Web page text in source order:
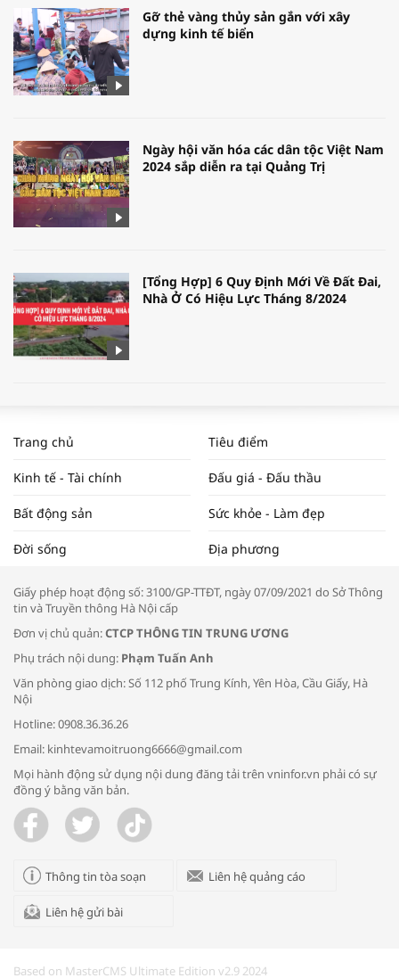
Gỡ thẻ vàng thủy sản gắn với xây
dựng kinh tế biển
Ngày hội văn hóa các dân tộc Việt Nam
2024 sắp diễn ra tại Quảng Trị
[Tổng Hợp] 6 Quy Định Mới Về Đất Đai,
Nhà Ở Có Hiệu Lực Tháng 8/2024
NAM NĂM 2024 VÀ NĂM 2025 | NHỊP
ĐẬP THỊ TRƯỜNG #62
Tọa đàm “Xúc tiến thương mại: Khơi
Bác sĩ tư vấn cách phòng tránh bệnh
đường hô hấp trong thời tiết giao mùa
Trao yêu thương cho em
Trang chủ Tiêu điểm
Kinh tế - Tài chính Đấu giá - Đấu thầu
Bất động sản Sức khỏe - Làm đẹp
Đời sống Địa phương
Giấy phép hoạt động số: 3100/GP-TTĐT, ngày 07/09/2021 do Sở Thông
tin và Truyền thông Hà Nội cấp
Đơn vị chủ quản:CTCP THÔNG TIN TRUNG ƯƠNG
Phụ trách nội dung: Phạm Tuấn Anh
Văn phòng giao dịch: Số 112 phố Trung Kính, Yên Hòa, Cầu Giấy, Hà
Nội
Hotline: 0908.36.36.26
Email: kinhtevamoitruong6666@gmail.com
Mọi hành động sử dụng nội dung đăng tải trên vninfor.vn phải có sự
đồng ý bằng văn bản.
Thông tin tòa soạn Liên hệ quảng cáo
Liên hệ gửi bài
Based on MasterCMS Ultimate Edition v2.9 2024